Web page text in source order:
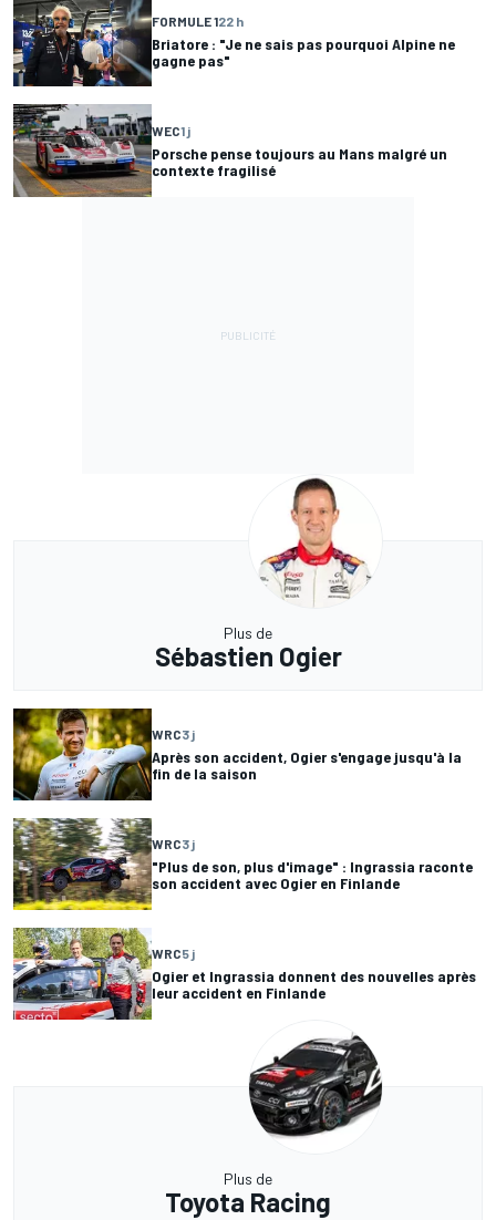
FORMULE 122 h
Briatore : "Je ne sais pas pourquoi Alpine ne
gagne pas"
WEC1 j
Porsche pense toujours au Mans malgré un
contexte fragilisé
Plus de
Sébastien Ogier
WRC3 j
Après son accident, Ogier s'engage jusqu'à la
fin de la saison
WRC3 j
"Plus de son, plus d'image" : Ingrassia raconte
son accident avec Ogier en Finlande
WRC5 j
Ogier et Ingrassia donnent des nouvelles après
leur accident en Finlande
Plus de
Toyota Racing